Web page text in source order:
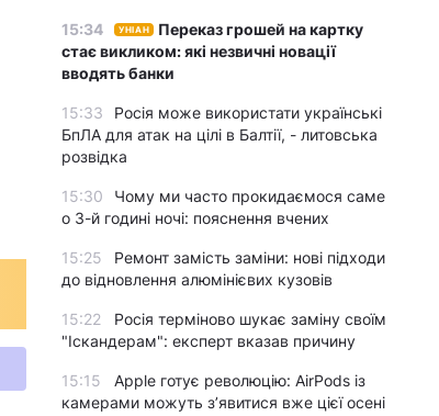
15:34 УНІАН
Переказ грошей на картку
стає викликом: які незвичні новації
вводять банки
15:33
Росія може використати українські
БпЛА для атак на цілі в Балтії, - литовська
розвідка
15:30
Чому ми часто прокидаємося саме
о 3-й годині ночі: пояснення вчених
15:25
Ремонт замість заміни: нові підходи
до відновлення алюмінієвих кузовів
15:22
Росія терміново шукає заміну своїм
"Іскандерам": експерт вказав причину
15:15
Apple готує революцію: AirPods із
камерами можуть з’явитися вже цієї осені